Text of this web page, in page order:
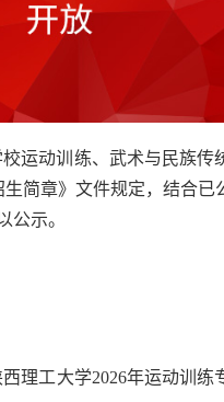
运动训练、武术与民族传
简章》文件规定，结合
公示。
理工大学2026年运动训